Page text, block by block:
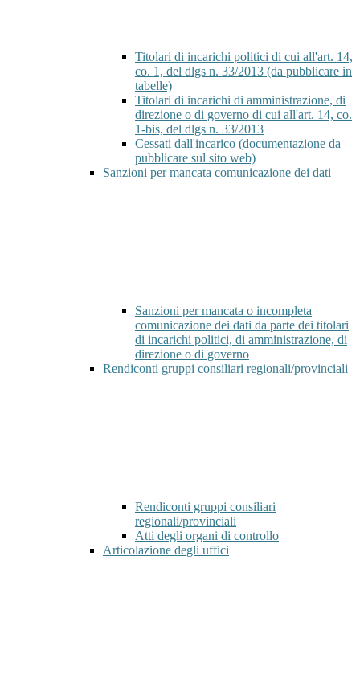
Titolari di incarichi politici di cui all'art. 14,
co. 1, del dlgs n. 33/2013 (da pubblicare in
tabelle)
Titolari di incarichi di amministrazione, di
direzione o di governo di cui all'art. 14, co.
1-bis, del dlgs n. 33/2013
Cessati dall'incarico (documentazione da
pubblicare sul sito web)
Sanzioni per mancata comunicazione dei dati
Sanzioni per mancata o incompleta
comunicazione dei dati da parte dei titolari
di incarichi politici, di amministrazione, di
direzione o di governo
Rendiconti gruppi consiliari regionali/provinciali
Rendiconti gruppi consiliari
regionali/provinciali
Atti degli organi di controllo
Articolazione degli uffici